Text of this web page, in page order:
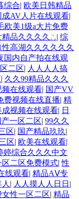
综合| 欧美日韩精品
成AV人片在线观看|
欧美1级a大片免费
精品久久久久∴| 综
性高湖久久久久久久
国内自产拍在线观
二区| 人人人人搞
| 久久99精品久久久
频在线观看| 国产VV
费视频在线直播| 精
成视频在线观看| 日
一区二区| 99久久
区| 国产精品玖玖 |
区| 欧美在线观看|
婷综合久久久中文
区二区免费模式|性
线观看| 精品AⅤ专
| 人人摸人人日日 |
女性一区二区| 精品